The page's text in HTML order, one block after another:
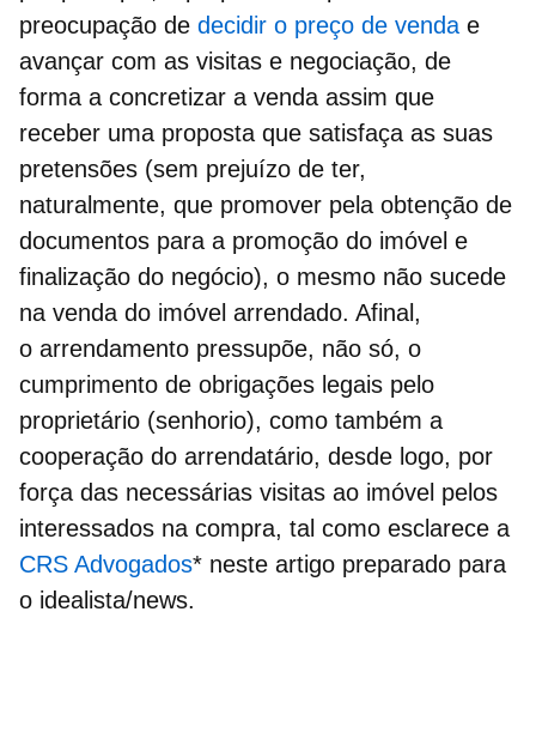
preocupação de decidir o preço de venda e
avançar com as visitas e negociação, de
forma a concretizar a venda assim que
receber uma proposta que satisfaça as suas
pretensões (sem prejuízo de ter,
naturalmente, que promover pela obtenção de
documentos para a promoção do imóvel e
finalização do negócio), o mesmo não sucede
na venda do imóvel arrendado. Afinal,
o arrendamento pressupõe, não só, o
cumprimento de obrigações legais pelo
proprietário (senhorio), como também a
cooperação do arrendatário, desde logo, por
força das necessárias visitas ao imóvel pelos
interessados na compra, tal como esclarece a
CRS Advogados* neste artigo preparado para
o idealista/news.